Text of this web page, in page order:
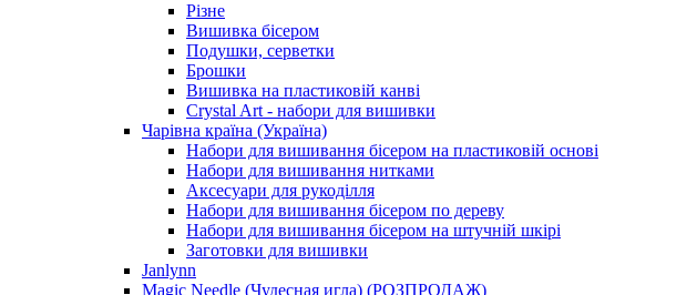
Різне
Вишивка бісером
Подушки, серветки
Брошки
Вишивка на пластиковій канві
Crystal Art - набори для вишивки
Чарівна країна (Україна)
Набори для вишивання бісером на пластиковій основі
Набори для вишивання нитками
Аксесуари для рукоділля
Набори для вишивання бісером по дереву
Набори для вишивання бісером на штучній шкірі
Заготовки для вишивки
Janlynn
Magic Needle (Чудесная игла) (РОЗПРОДАЖ)